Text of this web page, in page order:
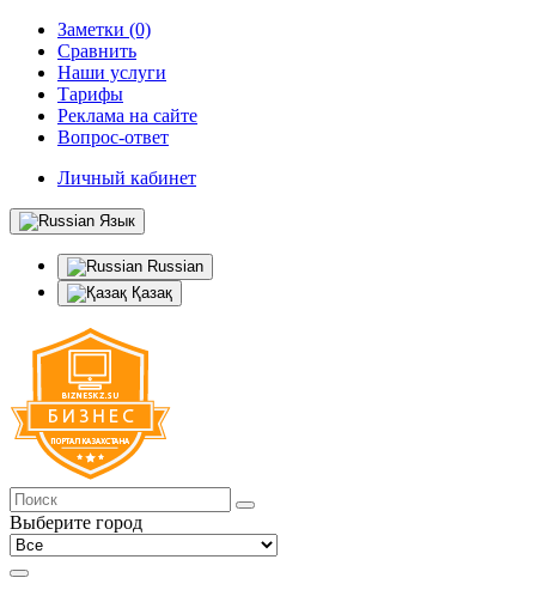
Заметки (0)
Сравнить
Наши услуги
Тарифы
Реклама на сайте
Вопрос-ответ
Личный кабинет
Язык
Russian
Қазақ
Выберите город